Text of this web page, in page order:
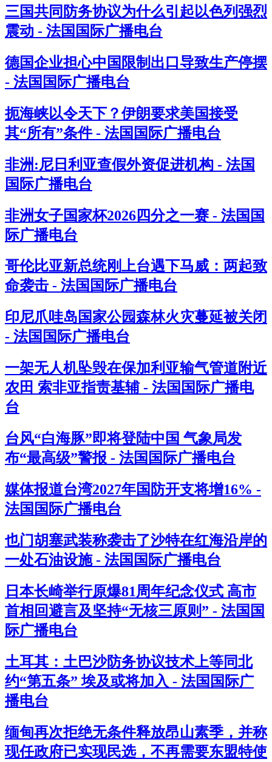
三国共同防务协议为什么引起以色列强烈
震动 - 法国国际广播电台
德国企业担心中国限制出口导致生产停摆
- 法国国际广播电台
扼海峡以令天下？伊朗要求美国接受
其“所有”条件 - 法国国际广播电台
非洲:尼日利亚查假外资促进机构 - 法国
国际广播电台
非洲女子国家杯2026四分之一赛 - 法国国
际广播电台
哥伦比亚新总统刚上台遇下马威：两起致
命袭击 - 法国国际广播电台
印尼爪哇岛国家公园森林火灾蔓延被关闭
- 法国国际广播电台
一架无人机坠毁在保加利亚输气管道附近
农田 索非亚指责基辅 - 法国国际广播电
台
台风“白海豚”即将登陆中国 气象局发
布“最高级”警报 - 法国国际广播电台
媒体报道台湾2027年国防开支将增16% -
法国国际广播电台
也门胡塞武装称袭击了沙特在红海沿岸的
一处石油设施 - 法国国际广播电台
日本长崎举行原爆81周年纪念仪式 高市
首相回避言及坚持“无核三原则” - 法国国
际广播电台
土耳其：土巴沙防务协议技术上等同北
约“第五条” 埃及或将加入 - 法国国际广
播电台
缅甸再次拒绝无条件释放昂山素季，并称
现任政府已实现民选，不再需要东盟特使